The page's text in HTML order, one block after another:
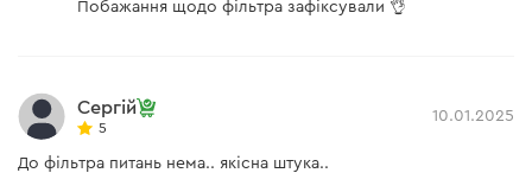
Побажання щодо фільтра зафіксували 👌
Сергій
5
10.01.2025
До фільтра питань нема.. якісна штука..